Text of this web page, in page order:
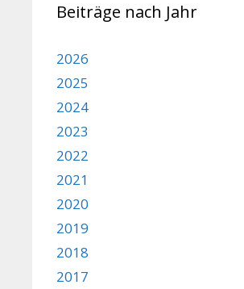
Beiträge nach Jahr
2026
2025
2024
2023
2022
2021
2020
2019
2018
2017